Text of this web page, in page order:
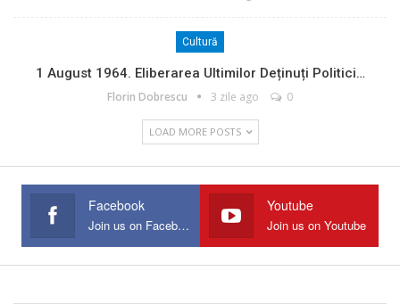
Cultură
1 August 1964. Eliberarea Ultimilor Deținuți Politici…
Florin Dobrescu 3 zile ago 0
LOAD MORE POSTS
Facebook
Join us on Facebook
Youtube
Join us on Youtube